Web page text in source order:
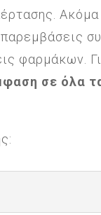
φαρμάκων.
σε όλα